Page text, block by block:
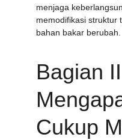
menjaga
memodifikasi struktur
bahan bakar berubah.
Bagian
Cukup